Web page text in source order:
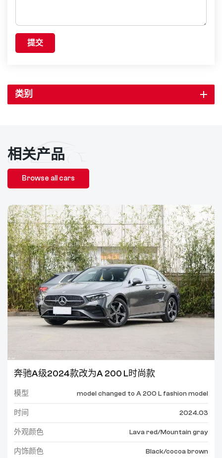
提交
类别
相关产品
Browse all cars
奔驰A级2024款改为A 200 L时尚款
模型 model changed to A 200 L fashion model
时间 2024.03
外观颜色 Lava red/Mountain gray
内饰颜色 Black/cocoa brown